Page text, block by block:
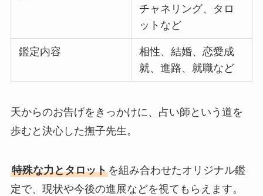
チャネリング、タロ
ットなど
鑑定内容
相性、結婚、恋愛成
就、進路、就職など
天からのお告げをきっかけに、占い師という道を
歩むと決心した撫子先生。
特殊な力とタロットを組み合わせたオリジナル鑑
定で、現状や今後の進展などを視てもらえます。